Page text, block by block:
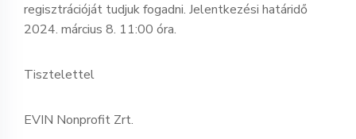
regisztrációját tudjuk fogadni. Jelentkezési határidő
2024. március 8. 11:00 óra.
Tisztelettel
EVIN Nonprofit Zrt.